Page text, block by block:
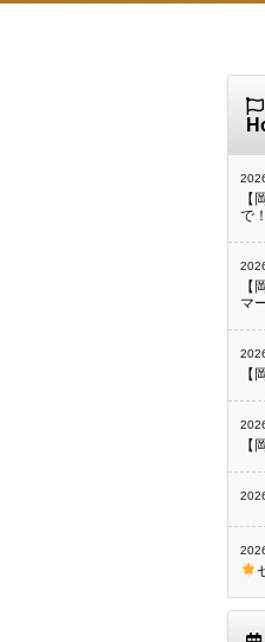
【
で
【
マ
【
【